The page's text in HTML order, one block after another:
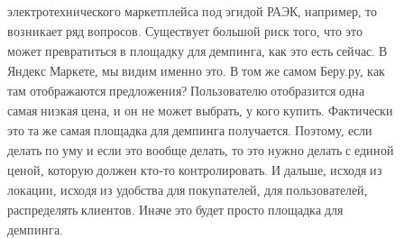
электротехнического маркетплейса под эгидой РАЭК, например, то
возникает ряд вопросов. Существует большой риск того, что это
может превратиться в площадку для демпинга, как это есть сейчас. В
Яндекс Маркете, мы видим именно это. В том же самом Беру.ру, как
там отображаются предложения? Пользователю отобразится одна
самая низкая цена, и он не может выбрать, у кого купить. Фактически
это та же самая площадка для демпинга получается. Поэтому, если
делать по уму и если это вообще делать, то это нужно делать с единой
ценой, которую должен кто-то контролировать. И дальше, исходя из
локации, исходя из удобства для покупателей, для пользователей,
распределять клиентов. Иначе это будет просто площадка для
демпинга.